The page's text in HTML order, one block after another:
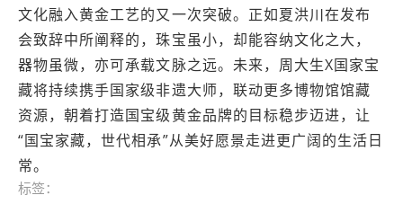
文化融入黄金工艺的又一次突破。正如夏洪川在发布
会致辞中所阐释的，珠宝虽小，却能容纳文化之大，
器物虽微，亦可承载文脉之远。未来，周大生X国家宝
藏将持续携手国家级非遗大师，联动更多博物馆馆藏
资源，朝着打造国宝级黄金品牌的目标稳步迈进，让
“国宝家藏，世代相承”从美好愿景走进更广阔的生活日
常。
标签：